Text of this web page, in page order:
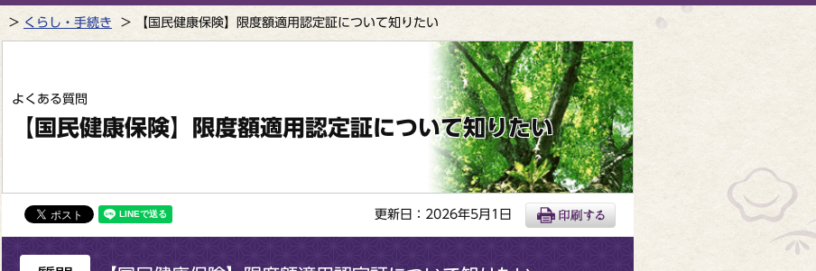
くらし・手続き 【国民健康保険】限度額適用認定証について知りたい
よくある質問
【国民健康保険】限度額適用認定証について知りたい
更新日：2026年5月1日